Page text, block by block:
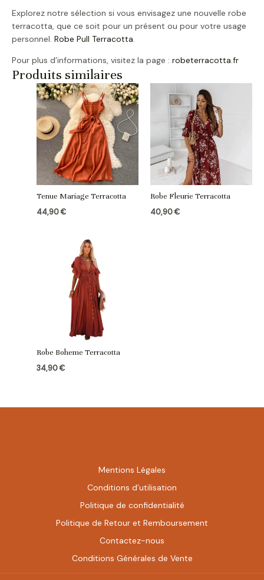
Explorez notre sélection si vous envisagez une nouvelle robe
terracotta, que ce soit pour un présent ou pour votre usage
personnel. Robe Pull Terracotta.
Pour plus d’informations, visitez la page : robeterracotta.fr
Produits similaires
Tenue Mariage Terracotta
44,90€
Robe Fleurie Terracotta
40,90€
Robe Boheme Terracotta
34,90€
Mentions Légales
Conditions d’utilisation
Politique de confidentialité
Politique de Retour et Remboursement
Contactez-nous
Conditions Générales de Vente